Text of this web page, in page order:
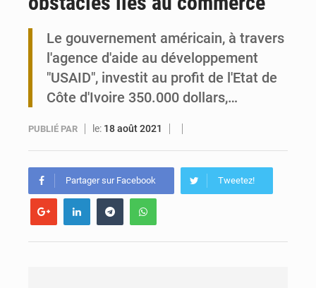
Togo : 300 000 tonnes visées pour la filière soja bio
Victoire Dogbé prône l’engagement politique des femmes à Kigali
Le gouvernement américain, à travers
l'agence d'aide au développement
"USAID", investit au profit de l'Etat de
Côte d'Ivoire 350.000 dollars,…
PUBLIÉ PAR le: 18 août 2021
Partager sur Facebook Tweetez!